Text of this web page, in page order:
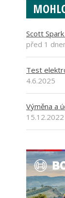
Scott
před 1
Test
4.6.2025
Výměna a
15.12.2022